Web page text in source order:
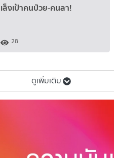
เล็งเป้าคนป่วย-คนลา!
28
ดูเพิ่มเติม